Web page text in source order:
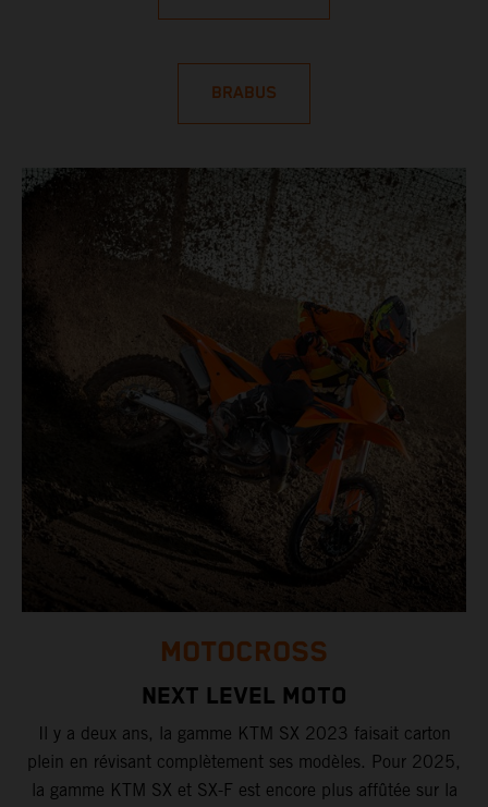
BRABUS
MOTOCROSS
NEXT LEVEL MOTO
Il y a deux ans, la gamme KTM SX 2023 faisait carton
plein en révisant complètement ses modèles. Pour 2025,
la gamme KTM SX et SX-F est encore plus affûtée sur la